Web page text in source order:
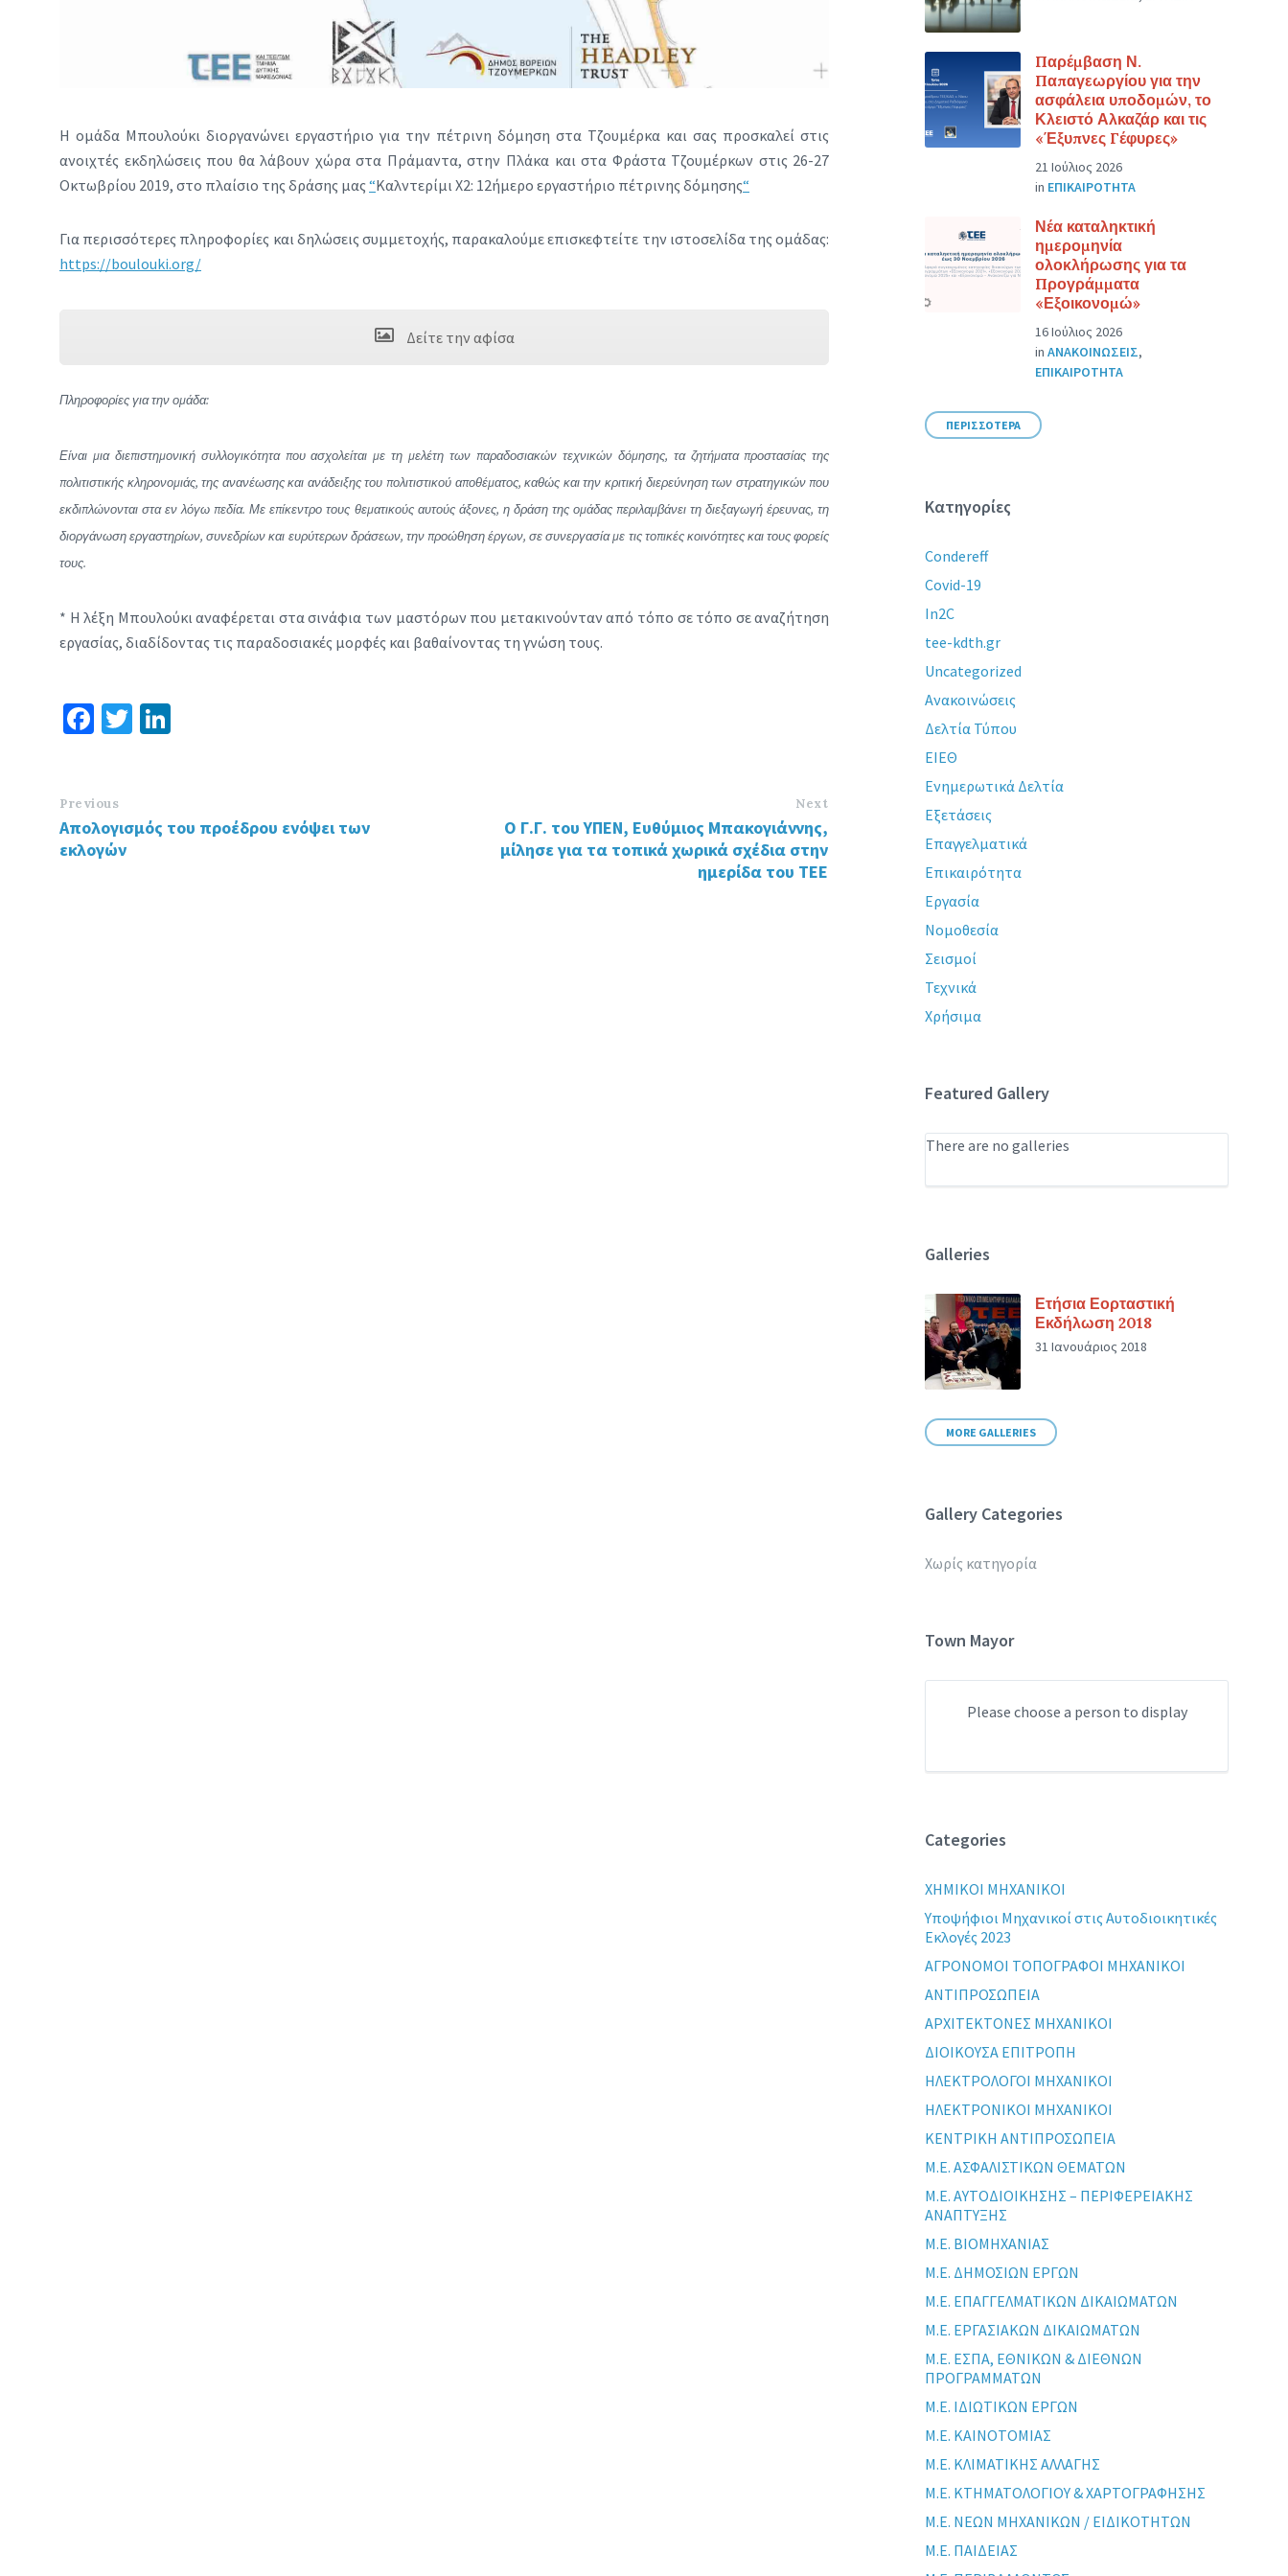
H ομάδα Μπουλούκι διοργανώνει εργαστήριο για την πέτρινη δόμηση στα Τζουμέρκα και σας προσκαλείστις
ανοιχτές εκδηλώσεις που θα λάβουν χώρα στα Πράμαντα, στην Πλάκα και στα Φράστα Τζουμέρκων στις 26-27
Οκτωβρίου 2019, στο πλαίσιο της δράσης μας “Καλντερίμι Χ2: 12ήμερο εργαστήριο πέτρινης δόμησης“
Για περισσότερες πληροφορίες και δηλώσεις συμμετοχής, παρακαλούμε επισκεφτείτε την ιστοσελίδα της ομάδας:
https://boulouki.org/
Δείτε την αφίσα
Πληροφορίες για την ομάδα:
Είναι μια διεπιστημονική συλλογικότητα που ασχολείται με τη μελέτη των παραδοσιακών τεχνικών δόμησης, τα ζητήματα προστασίας της
πολιτιστικής κληρονομιάς, της ανανέωσης και ανάδειξης του πολιτιστικού αποθέματος, καθώς και την κριτική διερεύνηση των στρατηγικών που
εκδιπλώνονται στα εν λόγω πεδία. Με επίκεντρο τους θεματικούς αυτούς άξονες, η δράση της ομάδας περιλαμβάνει τη διεξαγωγή έρευνας, τη
διοργάνωση εργαστηρίων, συνεδρίων και ευρύτερων δράσεων, την προώθηση έργων, σε συνεργασία με τις τοπικές κοινότητες και τους φορείς
τους.
* Η λέξη Μπουλούκι αναφέρεται στα σινάφια των μαστόρων που μετακινούνταν από τόπο σε τόπο σε αναζήτηση
εργασίας, διαδίδοντας τις παραδοσιακές μορφές και βαθαίνοντας τη γνώση τους.
Fa
o
o
T
er
n
Previous
Απολογισμός του προέδρου ενόψει των
εκλογών
Next
Ο Γ.Γ. του ΥΠΕΝ, Ευθύμιος Μπακογιάννης,
μίλησε για τα τοπικά χωρικά σχέδια στην
ημερίδα του ΤΕΕ
Παρέμβαση Ν.
Παπαγεωργίου για την
ασφάλεια υποδομών, το
Κλειστό Αλκαζάρ και τις
«Έξυπνες Γέφυρες»
21 Ιούλιος 2026
in ΕΠΙΚΑΙΡΟΤΗΤΑ
Νέα καταληκτική
ημερομηνία
ολοκλήρωσης για τα
Προγράμματα
«Εξοικονομώ»
16 Ιούλιος 2026
inΑΝΑΚΟΙΝΩΣΕΙΣ,
ΕΠΙΚΑΙΡΟΤΗΤΑ
ΠΕΡΙΣΣΟΤΕΡΑ
Κατηγορίες
Condereff
Covid-19
In2C
tee-kdth.gr
Uncategorized
Ανακοινώσεις
Δελτία Τύπου
ΕΙΕΘ
Ενημερωτικά Δελτία
Εξετάσεις
Επαγγελματικά
Επικαιρότητα
Εργασία
Νομοθεσία
Σεισμοί
Τεχνικά
Χρήσιμα
Featured Gallery
There are no galleries
Galleries
Ετήσια Εορταστική
Εκδήλωση 2018
31 Ιανουάριος 2018
MORE GALLERIES
Gallery Categories
Χωρίς κατηγορία
Town Mayor
Please choose a person to display
Categories
XHMIKOI MHXANIKOI
Yποψήφιοι Μηχανικοί στις Αυτοδιοικητικές
Εκλογές 2023
ΑΓΡΟΝΟΜΟΙ ΤΟΠΟΓΡΑΦΟΙ ΜΗΧΑΝΙΚΟΙ
ΑΝΤΙΠΡΟΣΩΠΕΙΑ
ΑΡΧΙΤΕΚΤΟΝΕΣ ΜΗΧΑΝΙΚΟΙ
ΔΙΟΙΚΟΥΣΑ ΕΠΙΤΡΟΠΗ
ΗΛΕΚΤΡΟΛΟΓΟΙ ΜΗΧΑΝΙΚΟΙ
ΗΛΕΚΤΡΟΝΙΚΟΙ ΜΗΧΑΝΙΚΟΙ
ΚΕΝΤΡΙΚΗ ΑΝΤΙΠΡΟΣΩΠΕΙΑ
Μ.Ε. ΑΣΦΑΛΙΣΤΙΚΩΝ ΘΕΜΑΤΩΝ
Μ.Ε. ΑΥΤΟΔΙΟΙΚΗΣΗΣ – ΠΕΡΙΦΕΡΕΙΑΚΗΣ
ΑΝΑΠΤΥΞΗΣ
Μ.Ε. ΒΙΟΜΗΧΑΝΙΑΣ
Μ.Ε. ΔΗΜΟΣΙΩΝ ΕΡΓΩΝ
Μ.Ε. ΕΠΑΓΓΕΛΜΑΤΙΚΩΝ ΔΙΚΑΙΩΜΑΤΩΝ
Μ.Ε. ΕΡΓΑΣΙΑΚΩΝ ΔΙΚΑΙΩΜΑΤΩΝ
Μ.Ε. ΕΣΠΑ, ΕΘΝΙΚΩΝ & ΔΙΕΘΝΩΝ
ΠΡΟΓΡΑΜΜΑΤΩΝ
Μ.Ε. ΙΔΙΩΤΙΚΩΝ ΕΡΓΩΝ
Μ.Ε. ΚΑΙΝΟΤΟΜΙΑΣ
Μ.Ε. ΚΛΙΜΑΤΙΚΗΣ ΑΛΛΑΓΗΣ
Μ.Ε. ΚΤΗΜΑΤΟΛΟΓΙΟΥ & ΧΑΡΤΟΓΡΑΦΗΣΗΣ
Μ.Ε. ΝΕΩΝ ΜΗΧΑΝΙΚΩΝ / ΕΙΔΙΚΟΤΗΤΩΝ
Μ.Ε. ΠΑΙΔΕΙΑΣ